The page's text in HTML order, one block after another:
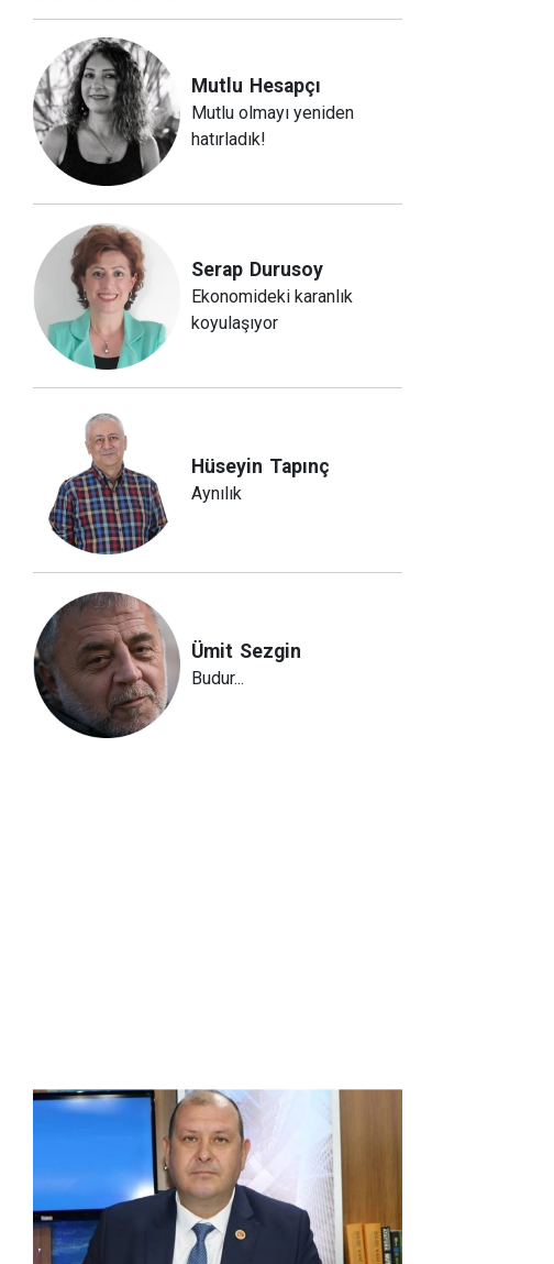
Mutlu Hesapçı
Mutlu olmayı yeniden
hatırladık!
Serap Durusoy
Ekonomideki karanlık
koyulaşıyor
Hüseyin Tapınç
Aynılık
Ümit Sezgin
Budur...